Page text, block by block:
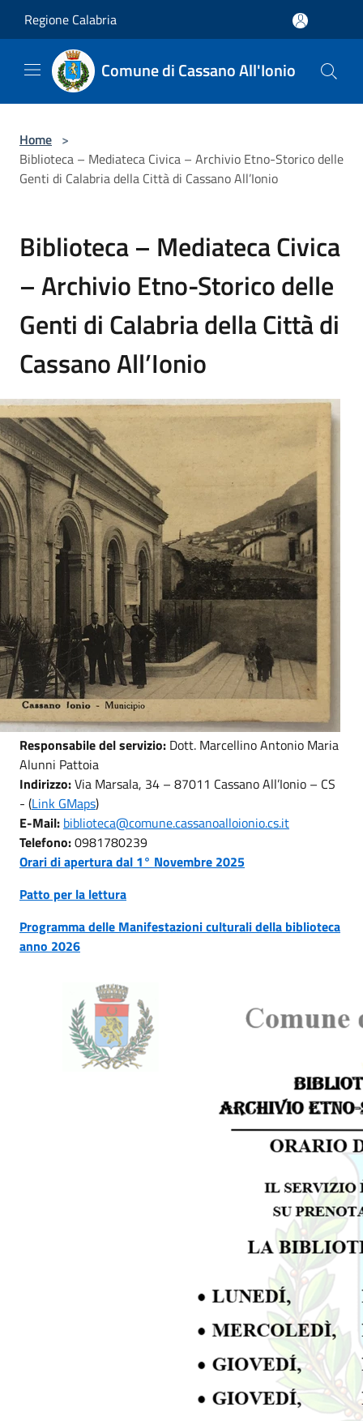
Regione Calabria
Comune di Cassano All'Ionio
Home >
Biblioteca – Mediateca Civica – Archivio Etno-Storico delle
Genti di Calabria della Città di Cassano All’Ionio
Biblioteca – Mediateca Civica
– Archivio Etno-Storico delle
Genti di Calabria della Città di
Cassano All’Ionio
Responsabile del servizio: Dott. Marcellino Antonio Maria
Alunni Pattoia
Indirizzo:Via Marsala, 34 – 87011 Cassano All’Ionio – CS
- (Link GMaps)
E-Mail: biblioteca@comune.cassanoalloionio.cs.it
Telefono:0981780239
Orari di apertura dal 1° Novembre 2025
Patto per la lettura
Programma delle Manifestazioni culturali della biblioteca
anno 2026